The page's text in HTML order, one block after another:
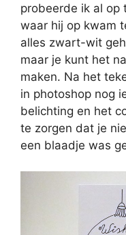
probeerde ik al
waar hij op kwam
alles zwart-wit
maar je kunt het
maken. Na het
in photoshop nog
belichting en het
te zorgen dat je
een blaadje was